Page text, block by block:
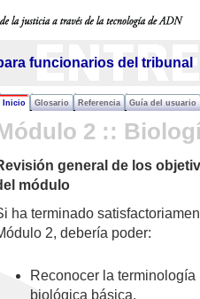
funcionarios del tribunal
Inicio Glosario Referencia Guía del usuario
2 ::
general de los
módulo
ha terminado
2, debería poder:
Reconocer la terminología
biológica básica.